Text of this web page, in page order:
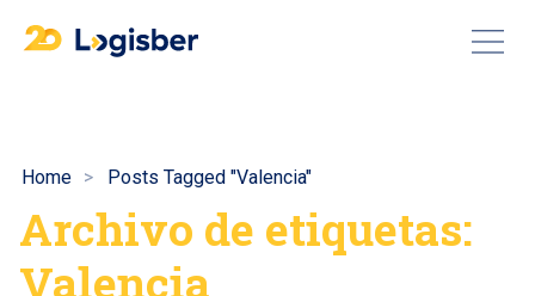
Home Posts Tagged "Valencia"
Archivo de etiquetas:
Valencia